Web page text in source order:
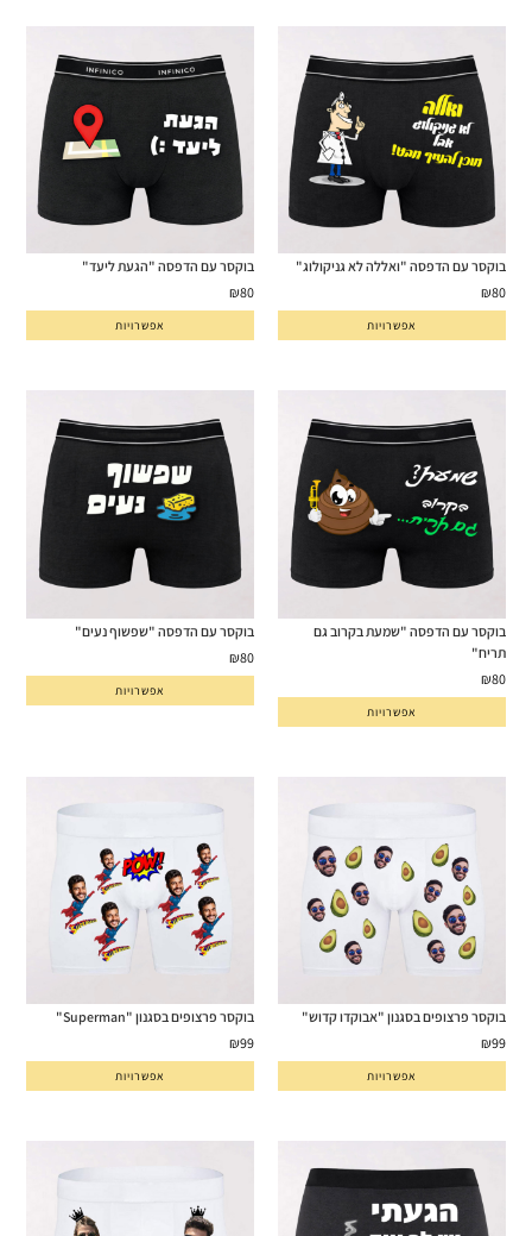
בוקסר עם הדפסה "ואללה לא גניקולוג"
₪80
אפשרויות
בוקסר עם הדפסה "הגעת ליעד"
₪80
אפשרויות
בוקסר עם הדפסה "שמעת בקרוב גם
תריח"
₪80
אפשרויות
בוקסר עם הדפסה "שפשוף נעים"
₪80
אפשרויות
בוקסר פרצופים בסגנון "אבוקדו קדוש"
₪99
אפשרויות
בוקסר פרצופים בסגנון "Superman"
₪99
אפשרויות